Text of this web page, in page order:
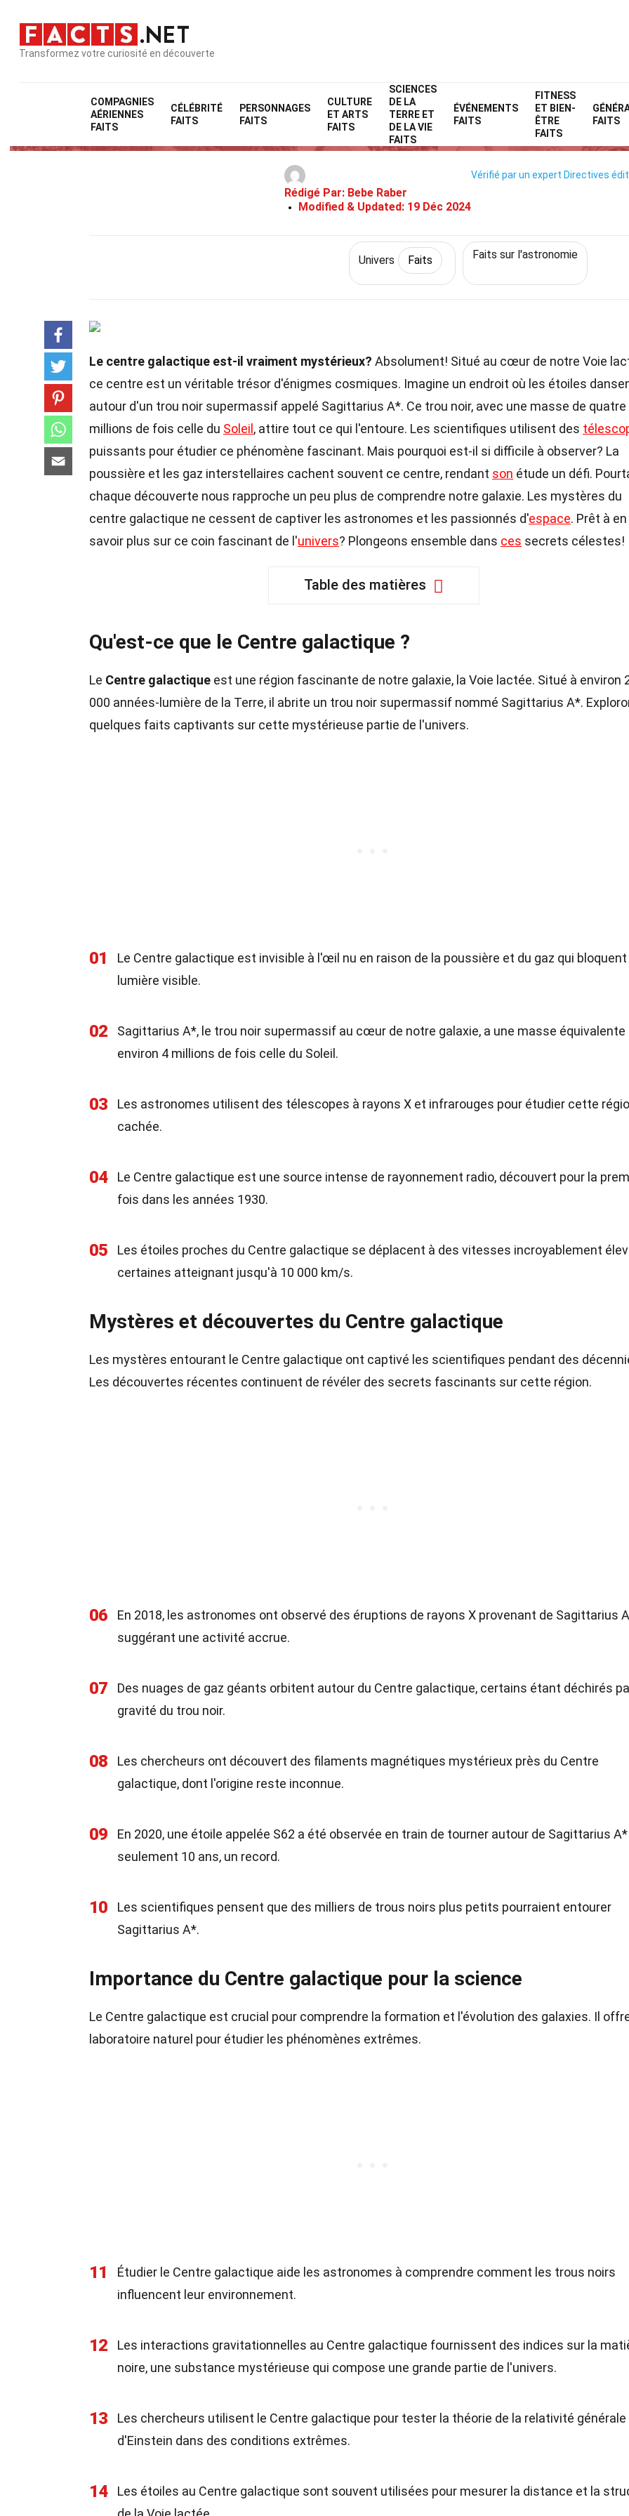
Transformez votre curiosité en découverte
COMPAGNIES
AÉRIENNES
FAITS
CÉLÉBRITÉ
FAITS
PERSONNAGES
FAITS
CULTURE
ET ARTS
FAITS
SCIENCES
DE LA
TERRE ET
DE LA VIE
FAITS
ÉVÉNEMENTS
FAITS
FITNESS
ET BIEN-
ÊTRE
FAITS
FAITS
Home Nature Faits
38 Faits Sur Centre Galactique
Rédigé Par: Bebe Raber
Modified & Updated: 19 Déc 2024
Vérifié par un expert Directives
Univers Faits Faits sur l'astronomie
Le centre galactique est-il vraiment mystérieux? Absolument! Situé au cœur de notre Voie
ce centre est un véritable trésor d'énigmes cosmiques. Imagine un endroit où les étoiles
autour d'un trou noir supermassif appelé Sagittarius A*. Ce trou noir, avec une masse de quatre
millions de fois celle du Soleil , attire tout ce qui l'entoure. Les scientifiques utilisent des
puissants pour étudier ce phénomène fascinant. Mais pourquoi est-il si difficile à observer? La
poussière et les gaz interstellaires cachent souvent ce centre, rendant son étude un défi.
chaque découverte nous rapproche un peu plus de comprendre notre galaxie. Les mystères du
centre galactique ne cessent de captiver les astronomes et les passionnés d'espace. Prêt à en
savoir plus sur ce coin fascinant de l'univers? Plongeons ensemble dans ces secrets célestes!
Table des matières
Qu'est-ce que le Centre galactique ?
Le Centre galactique est une région fascinante de notre galaxie, la Voie lactée. Situé à environ
000 années-lumière de la Terre, il abrite un trou noir supermassif nommé Sagittarius A*.
quelques faits captivants sur cette mystérieuse partie de l'univers.
01
Le Centre galactique est invisible à l'œil nu en raison de la poussière et du gaz qui bloquent
lumière visible.
02
Sagittarius A*, le trou noir supermassif au cœur de notre galaxie, a une masse équivalente
environ 4 millions de fois celle du Soleil.
03
Les astronomes utilisent des télescopes à rayons X et infrarouges pour étudier cette
cachée.
04
Le Centre galactique est une source intense de rayonnement radio, découvert pour la
fois dans les années 1930.
05
Les étoiles proches du Centre galactique se déplacent à des vitesses incroyablement
certaines atteignant jusqu'à 10 000 km/s.
Mystères et découvertes du Centre galactique
Les mystères entourant le Centre galactique ont captivé les scientifiques pendant des
Les découvertes récentes continuent de révéler des secrets fascinants sur cette région.
06
En 2018, les astronomes ont observé des éruptions de rayons X provenant de Sagittarius
suggérant une activité accrue.
07
Des nuages de gaz géants orbitent autour du Centre galactique, certains étant déchirés
gravité du trou noir.
08
Les chercheurs ont découvert des filaments magnétiques mystérieux près du Centre
galactique, dont l'origine reste inconnue.
09
En 2020, une étoile appelée S62 a été observée en train de tourner autour de Sagittarius
seulement 10 ans, un record.
10
Les scientifiques pensent que des milliers de trous noirs plus petits pourraient entourer
Sagittarius A*.
Importance du Centre galactique pour la science
Le Centre galactique est crucial pour comprendre la formation et l'évolution des galaxies. Il
laboratoire naturel pour étudier les phénomènes extrêmes.
11
Étudier le Centre galactique aide les astronomes à comprendre comment les trous noirs
influencent leur environnement.
12
Les interactions gravitationnelles au Centre galactique fournissent des indices sur la
noire, une substance mystérieuse qui compose une grande partie de l'univers.
13
Les chercheurs utilisent le Centre galactique pour tester la théorie de la relativité générale
d'Einstein dans des conditions extrêmes.
14
Les étoiles au Centre galactique sont souvent utilisées pour mesurer la distance et la